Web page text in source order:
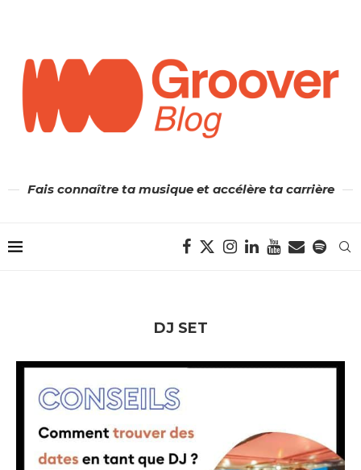
Fais connaître ta musique et accélère ta carrière
DJ SET